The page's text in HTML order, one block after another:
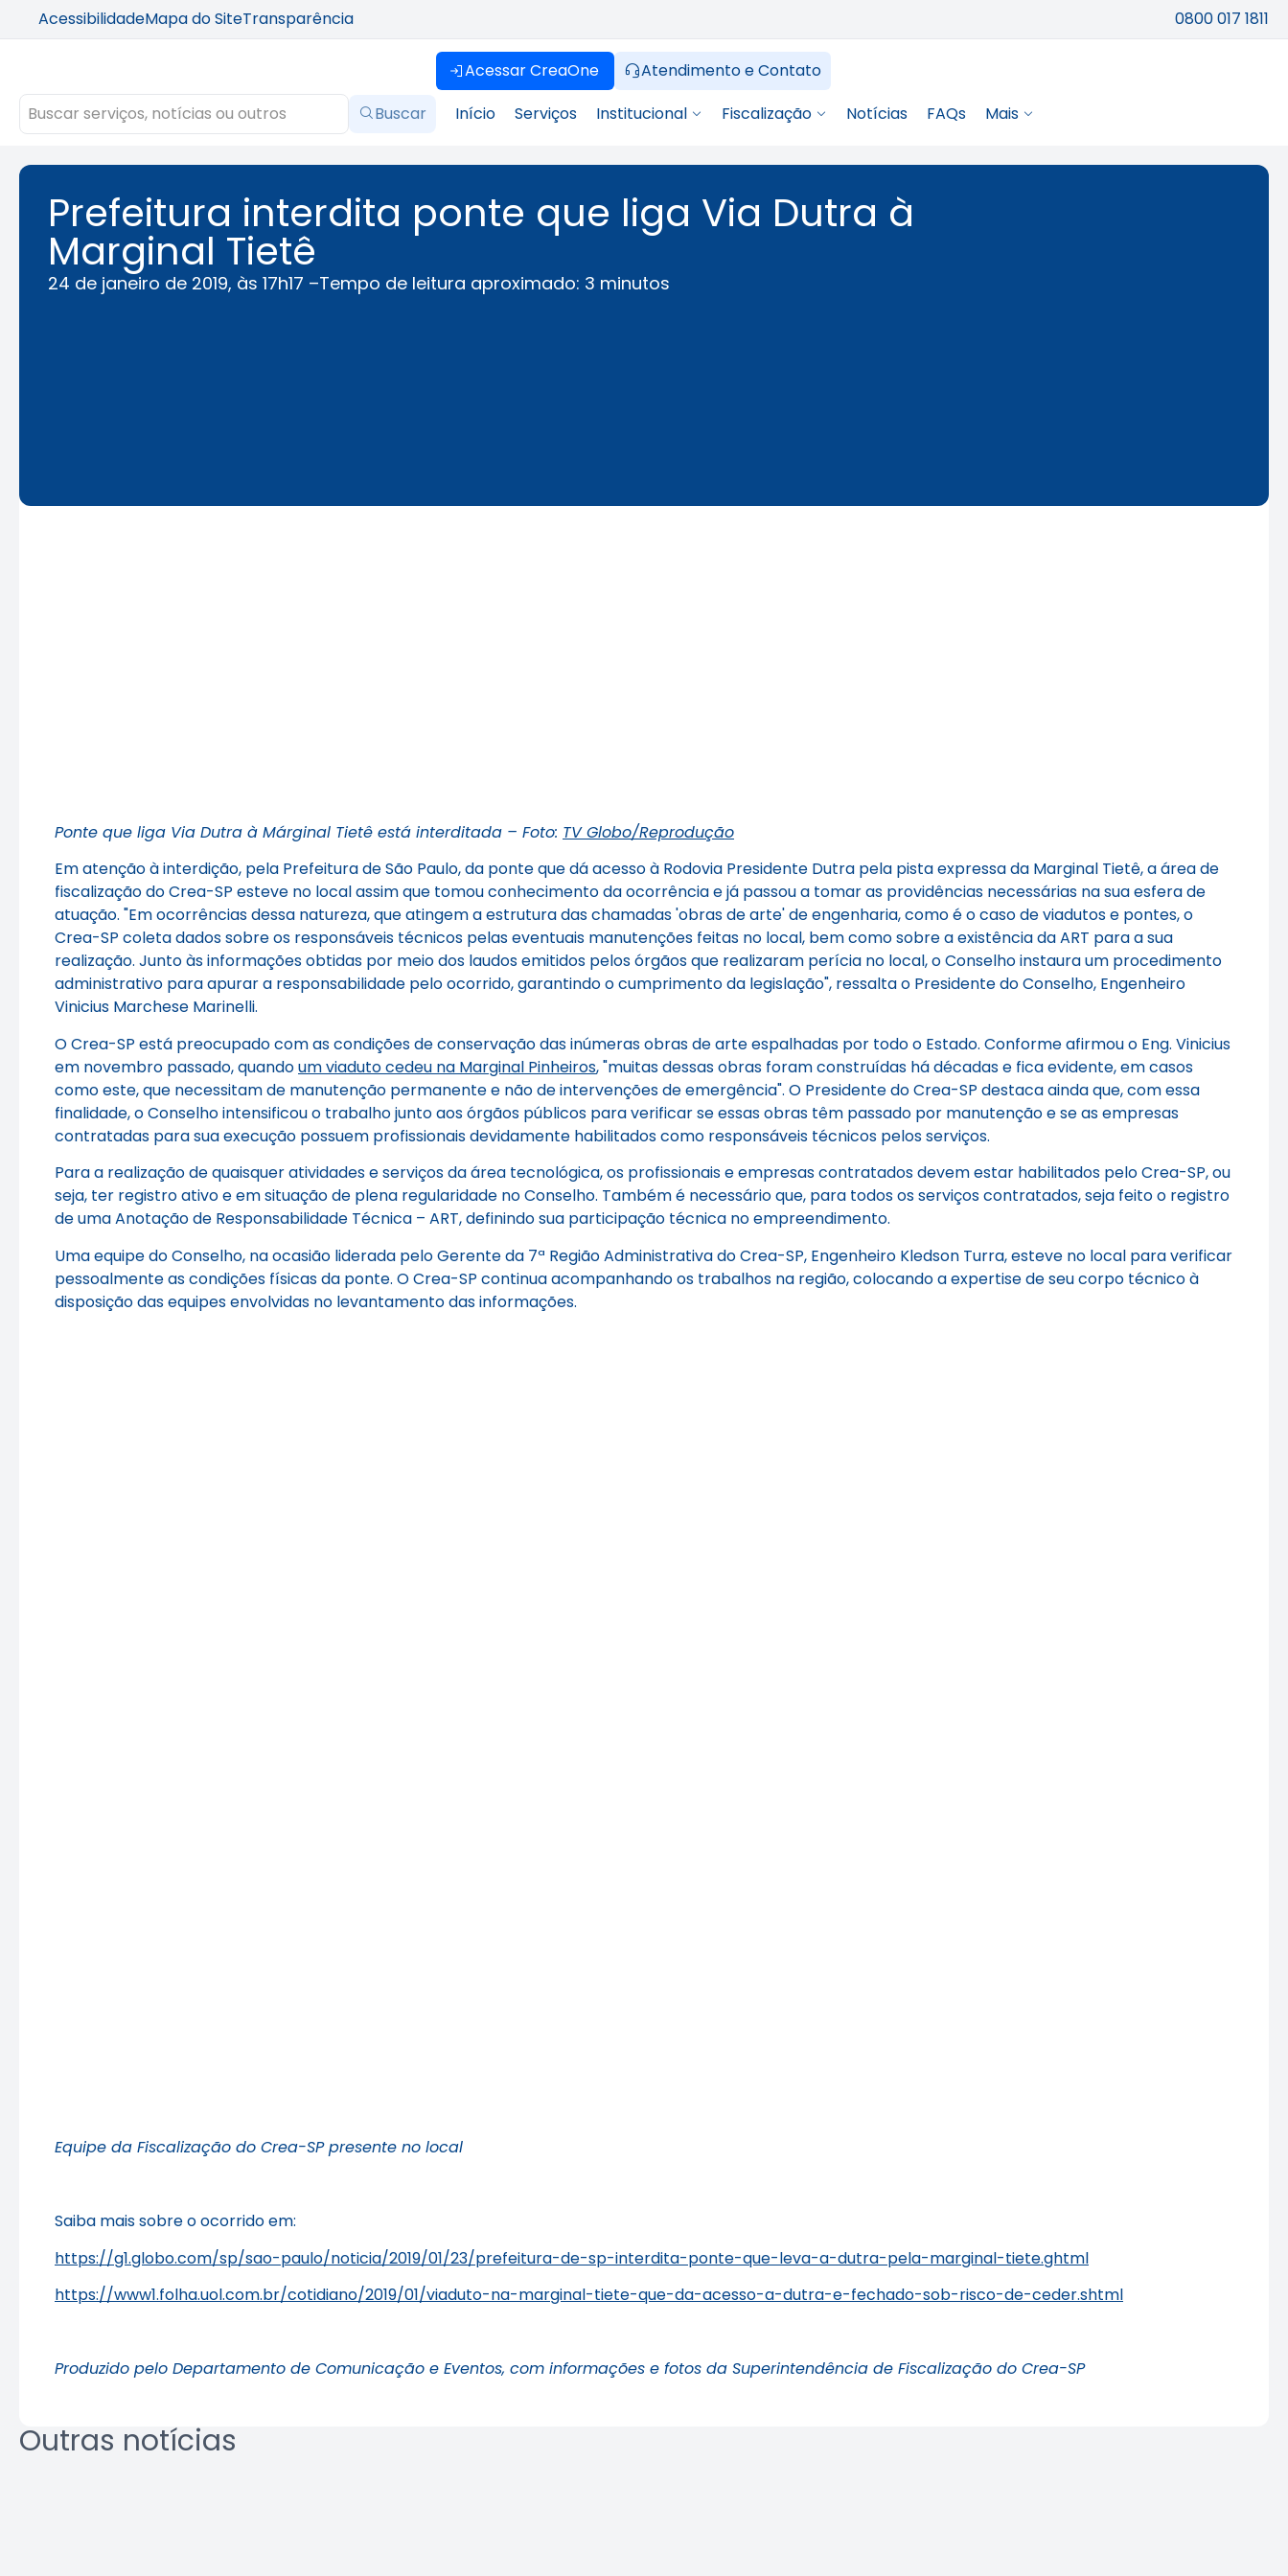
AcessibilidadeMapa do SiteTransparência 0800 017 1811
Acessar CreaOne
Atendimento e Contato
Buscar
Início Serviços Institucional Fiscalização Notícias FAQs Mais
Prefeitura interdita ponte que liga Via Dutra à
Marginal Tietê
24 de janeiro de 2019, às 17h17 –Tempo de leitura aproximado: 3 minutos
Ponte que liga Via Dutra à Márginal Tietê está interditada – Foto: TV Globo/Reprodução
Em atenção à interdição, pela Prefeitura de São Paulo, da ponte que dá acesso à Rodovia Presidente Dutra pela pista expressa da Marginal Tietê, a área de
fiscalização do Crea-SP esteve no local assim que tomou conhecimento da ocorrência e já passou a tomar as providências necessárias na sua esfera de
atuação. "Em ocorrências dessa natureza, que atingem a estrutura das chamadas 'obras de arte' de engenharia, como é o caso de viadutos e pontes, o
Crea-SP coleta dados sobre os responsáveis técnicos pelas eventuais manutenções feitas no local, bem como sobre a existência da ART para a sua
realização. Junto às informações obtidas por meio dos laudos emitidos pelos órgãos que realizaram perícia no local, o Conselho instaura um procedimento
administrativo para apurar a responsabilidade pelo ocorrido, garantindo o cumprimento da legislação", ressalta o Presidente do Conselho, Engenheiro
Vinicius Marchese Marinelli.
O Crea-SP está preocupado com as condições de conservação das inúmeras obras de arte espalhadas por todo o Estado. Conforme afirmou o Eng. Vinicius
em novembro passado, quandoum viaduto cedeu na Marginal Pinheiros, "muitas dessas obras foram construídas há décadas e fica evidente, em casos
como este, que necessitam de manutenção permanente e não de intervenções de emergência". O Presidente do Crea-SP destaca ainda que, com essa
finalidade, o Conselho intensificou o trabalho junto aos órgãos públicos para verificar se essas obras têm passado por manutenção e se as empresas
contratadas para sua execução possuem profissionais devidamente habilitados como responsáveis técnicos pelos serviços.
Para a realização de quaisquer atividades e serviços da área tecnológica, os profissionais e empresas contratados devem estar habilitados pelo Crea-SP, ou
seja, ter registro ativo e em situação de plena regularidade no Conselho. Também é necessário que, para todos os serviços contratados, seja feito o registro
de uma Anotação de Responsabilidade Técnica – ART, definindo sua participação técnica no empreendimento.
Uma equipe do Conselho, na ocasião liderada pelo Gerente da 7ª Região Administrativa do Crea-SP, Engenheiro Kledson Turra, esteve no local para verificar
pessoalmente as condições físicas da ponte. O Crea-SP continua acompanhando os trabalhos na região, colocando a expertise de seu corpo técnico à
disposição das equipes envolvidas no levantamento das informações.
Equipe da Fiscalização do Crea-SP presente no local
Saiba mais sobre o ocorrido em:
https://g1.globo.com/sp/sao-paulo/noticia/2019/01/23/prefeitura-de-sp-interdita-ponte-que-leva-a-dutra-pela-marginal-tiete.ghtml
https://www1.folha.uol.com.br/cotidiano/2019/01/viaduto-na-marginal-tiete-que-da-acesso-a-dutra-e-fechado-sob-risco-de-ceder.shtml
Produzido pelo Departamento de Comunicação e Eventos, com informações e fotos da Superintendência de Fiscalização do Crea-SP
Outras notícias